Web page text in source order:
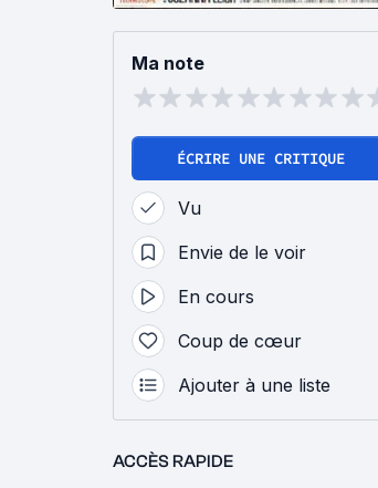
Ma note
ÉCRIRE UNE CRITIQUE
Vu
Envie de le voir
En cours
Coup de cœur
Ajouter à une liste
ACCÈS RAPIDE